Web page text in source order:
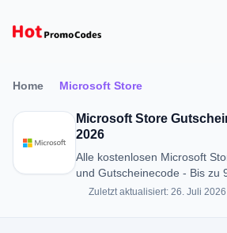
Home Microsoft Store
Microsoft Store
2026
Alle kostenlosen Microsoft
und Gutscheinecode - Bis zu
in August 2026
Zuletzt aktualisiert: 26. Juli 2026